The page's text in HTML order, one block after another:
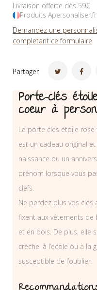
Livraison offerte dès 59€
Produits
Demandez une
completant ce formulaire
Partager
Porte-clés
coeur à
Le porte clés étoile
est un cadeau original
naissance ou un
prénom lorsque vous
clefs.
Ne perdez plus vos clés
fixent aux vêtements de
et en bois. De plus, elle
crèche, à l’école ou à la
susceptible de l’oublier.